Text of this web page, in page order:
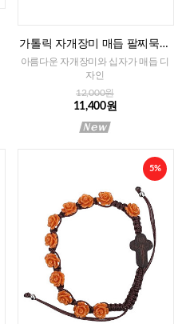
가톨릭 자개장미 매듭 팔찌묵주
(아이보리)-8mm
아름다운 자개장미와 십자가 매듭 디
자인
12,000원
11,400원
5%